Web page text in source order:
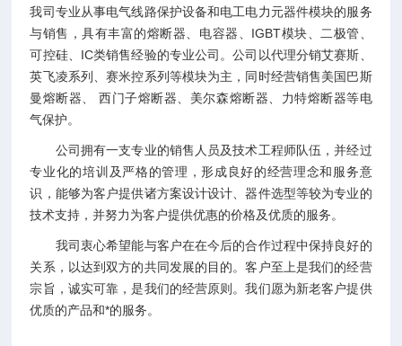
我司专业从事电气线路保护设备和电工电力元器件模块的服务
与销售，具有丰富的熔断器、电容器、IGBT模块、二极管、
可控硅、IC类销售经验的专业公司。公司以代理分销艾赛斯、
英飞凌系列、赛米控系列等模块为主，同时经营销售美国巴斯
曼熔断器、 西门子熔断器、美尔森熔断器、力特熔断器等电
气保护。
公司拥有一支专业的销售人员及技术工程师队伍，并经过
专业化的培训及严格的管理，形成良好的经营理念和服务意
识，能够为客户提供诸方案设计设计、器件选型等较为专业的
技术支持，并努力为客户提供优惠的价格及优质的服务。
我司衷心希望能与客户在在今后的合作过程中保持良好的
关系，以达到双方的共同发展的目的。客户至上是我们的经营
宗旨，诚实可靠，是我们的经营原则。我们愿为新老客户提供
优质的产品和*的服务。